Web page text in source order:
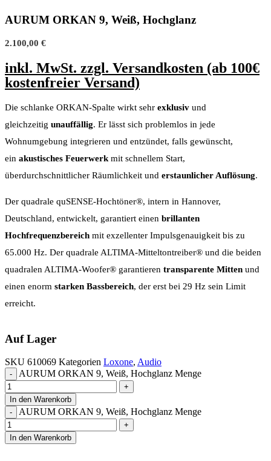
AURUM ORKAN 9, Weiß, Hochglanz
2.100,00 €
inkl. MwSt. zzgl. Versandkosten (ab 100€
kostenfreier Versand)
Die schlanke ORKAN-Spalte wirkt sehr exklusiv und
gleichzeitig unauffällig. Er lässt sich problemlos in jede
Wohnumgebung integrieren und entzündet, falls gewünscht,
ein akustisches Feuerwerk mit schnellem Start,
überdurchschnittlicher Räumlichkeit und erstaunlicher Auflösung.
Der quadrale quSENSE-Hochtöner®, intern in Hannover,
Deutschland, entwickelt, garantiert einen brillanten
Hochfrequenzbereich mit exzellenter Impulsgenauigkeit bis zu
65.000 Hz. Der quadrale ALTIMA-Mitteltontreiber® und die beiden
quadralen ALTIMA-Woofer® garantieren transparente Mitten und
einen enorm starken Bassbereich, der erst bei 29 Hz sein Limit
erreicht.
Auf Lager
SKU 610069 Kategorien Loxone, Audio
AURUM ORKAN 9, Weiß, Hochglanz Menge
In den Warenkorb
AURUM ORKAN 9, Weiß, Hochglanz Menge
In den Warenkorb